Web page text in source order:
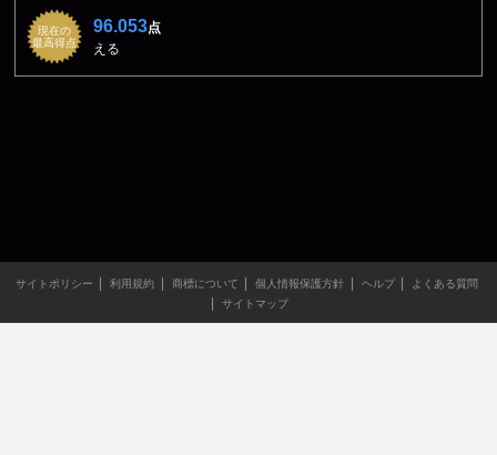
現在の
最高得点
96.053点
える
サイトポリシー 利用規約 商標について 個人情報保護方針 ヘルプ
よくある質問
サイトマップ